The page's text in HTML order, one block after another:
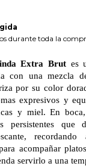
durante toda la
Extra Brut es
con una mezcla
por su color
expresivos y
y miel. En
persistentes
acompañar
servirlo a una